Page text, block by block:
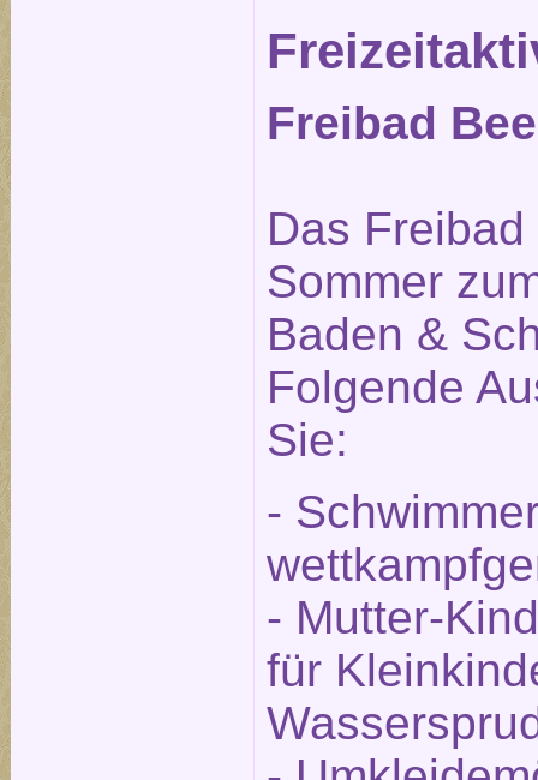
Freibad
Das
Sommer
Baden &
Folgende
Sie:
-
- Mutter-
für